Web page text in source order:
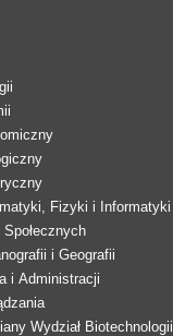
Fizyki i Informatyki
Społecznych
i Geografii
i Administracji
Wydział Biotechnologii